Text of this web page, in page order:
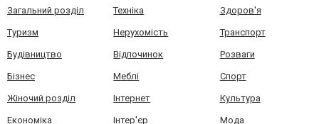
Загальний розділ Техніка Здоров'я
Туризм Нерухомість Транспорт
Будівництво Відпочинок Розваги
Бізнес Меблі Спорт
Жіночий розділ Інтернет Культура
Економіка Інтер'єр Мода